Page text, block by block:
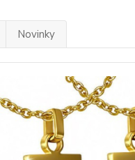
Novinky